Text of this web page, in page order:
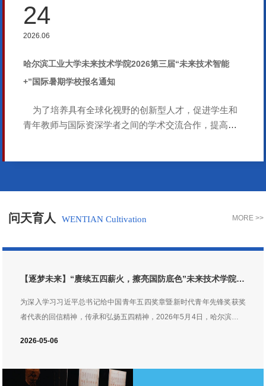
24
2026.06
哈尔滨工业大学未来技术学院2026第三届“未来技术智能
+”国际暑期学校报名通知
为了培养具有全球化视野的创新型人才，促进学生和
青年教师与国际资深学者之间的学术交流合作，提高未
Technology Intelligence + 2. 国际暑期学校时间：2026
问天育人 WENTIAN Cultivation MORE >>
【逐梦未来】“赓续五四薪火，擦亮国防底色”未来技术学院开
展五四红色实践活动
为深入学习习近平总书记给中国青年五四奖章暨新时代青年先锋奖获奖
者代表的回信精神，传承和弘扬五四精神，2026年5月4日，哈尔滨工业
师生首先前往哈尔滨党史纪念馆，通过展馆内的历史图片、珍贵文物与
2026-05-06